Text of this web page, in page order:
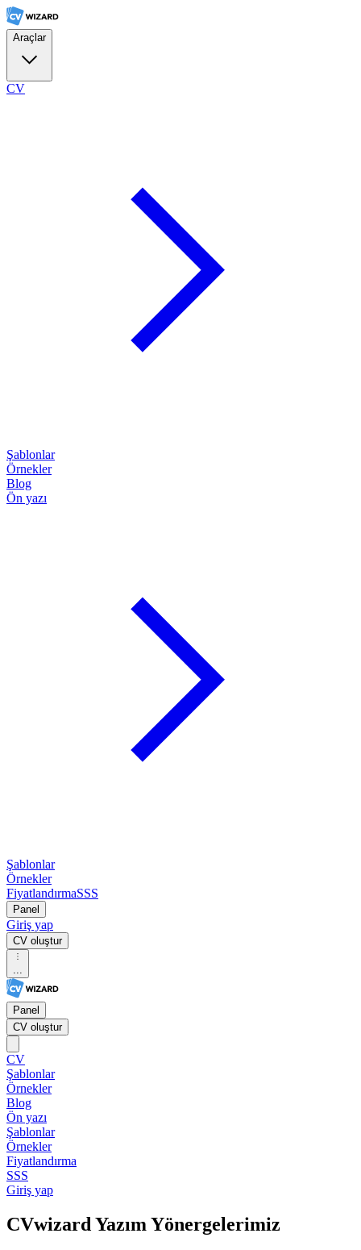
Araçlar
CV
Şablonlar
Örnekler
Blog
Ön yazı
Şablonlar
Örnekler
FiyatlandırmaSSS
Panel
Giriş yap
CV oluştur
...
Panel
CV oluştur
CV
Şablonlar
Örnekler
Blog
Ön yazı
Şablonlar
Örnekler
Fiyatlandırma
SSS
Giriş yap
CVwizard Yazım Yönergelerimiz